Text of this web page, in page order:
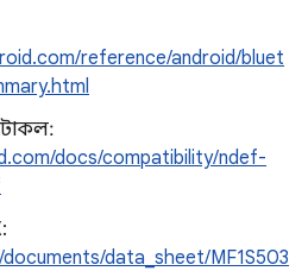
reference/android/bluet
docs/compatibility/ndef-
documents/data_sheet/MF1S503